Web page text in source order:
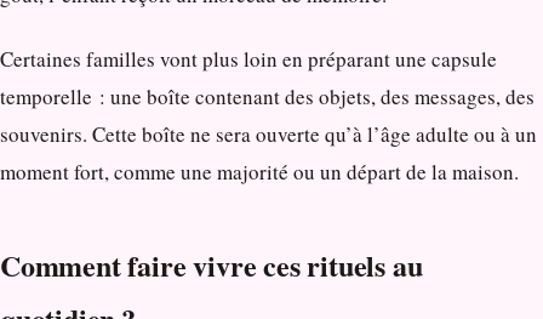
Certaines familles vont plus loin en préparant une capsule
temporelle : une boîte contenant des objets, des messages, des
souvenirs. Cette boîte ne sera ouverte qu’à l’âge adulte ou à un
moment fort, comme une majorité ou un départ de la maison.
Comment faire vivre ces rituels au